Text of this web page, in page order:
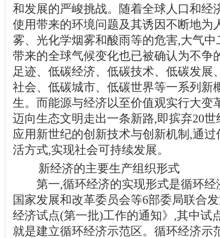
和发展的严峻挑战。随着全球人口和经
使用带来的环境问题及其诱因不断地为
雾、光化学烟雾和酸雨等的危害,大气
带来的全球气候变化也已被确认为不争
足迹、低碳经济、低碳技术、低碳发展
社会、低碳城市、低碳世界等一系列新
生。而能源与经济以至价值观实行大变
迈向生态文明走出一条新路,即摈弃20
应用新世纪的创新技术与创新机制,通
活方式,实现社会可持续发展。
新经济的主要生产组织形式
第一,循环经济的实现形式是循环经
国家发展和改革委员会等6部委局联合
经济试点(第一批)工作的通知》,其中试
就是建立循环经济示范区。循环经济示